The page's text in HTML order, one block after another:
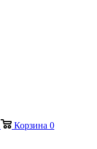
Корзина 0